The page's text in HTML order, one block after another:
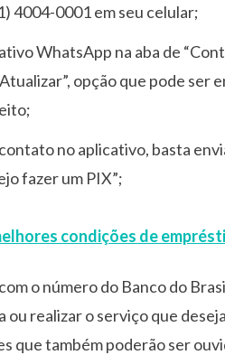
4004-0001 em seu celular;
WhatsApp na aba de
opção que pode
no aplicativo, basta
fazer um PIX”;
condições de
o número do Banco do
ou realizar o serviço que
que também poderão ser